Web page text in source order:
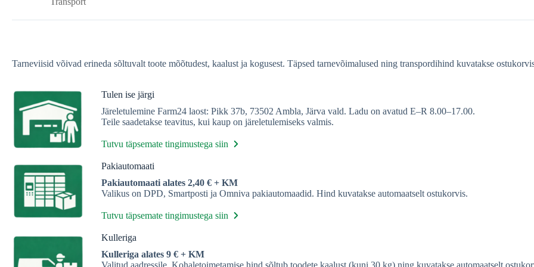
Tarneviisid võivad erineda sõltuvalt toote mõõtudest, kaalust ja kogusest. Täpsed tarnevõimalused ning transpordihind kuvatakse
Tulen ise järgi
Järeletulemine Farm24 laost: Pikk 37b, 73502 Ambla, Järva vald. Ladu on avatud E–R 8.00–17.00.
Teile saadetakse teavitus, kui kaup on järeletulemiseks valmis.
Tutvu täpsemate tingimustega siin
Pakiautomaati
Pakiautomaati alates 2,40 € + KM
Valikus on DPD, Smartposti ja Omniva pakiautomaadid. Hind kuvatakse automaatselt ostukorvis.
Tutvu täpsemate tingimustega siin
Kulleriga
Kulleriga alates 9 € + KM
Valitud aadressile. Kohaletoimetamise hind sõltub toodete kaalust (kuni 30 kg) ning kuvatakse automaatselt